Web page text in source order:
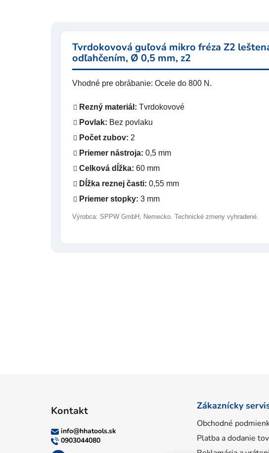
Tvrdokovová guľová mikro fréza Z2
odľahčením, Ø 0,5 mm, z2
Vhodné pre obrábanie: Ocele do 800 N.
Rezný materiál: Tvrdokovové
Povlak: Bez povlaku
Počet zubov: 2
Priemer nástroja: 0,5 mm
Celková dĺžka: 60 mm
Dĺžka reznej časti: 0,55 mm
Priemer stopky: 3 mm
Výrobca: SPPW GmbH, Nemecko. Technické zmeny vyhradené.
Kontakt
info@hhatools.sk
0903044080
Zákaznícky
Obchodné
Platba a dodanie